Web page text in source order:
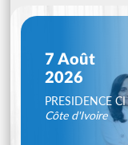
7 Août
2026
PRESIDENCE CI
Côte d'Ivoire